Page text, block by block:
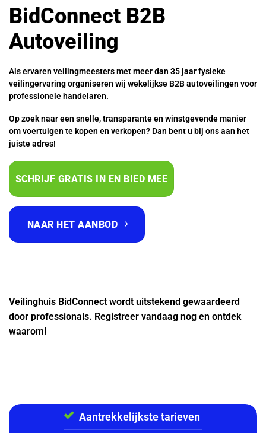
BidConnect B2B
Autoveiling
Als ervaren veilingmeesters met meer dan 35 jaar fysieke
veilingervaring organiseren wij wekelijkse B2B autoveilingen voor
professionele handelaren.
Op zoek naar een snelle, transparante en winstgevende manier
om voertuigen te kopen en verkopen? Dan bent u bij ons aan het
juiste adres!
SCHRIJF GRATIS IN EN BIED MEE
NAAR HET AANBOD
Veilinghuis BidConnect wordt uitstekend gewaardeerd
door professionals. Registreer vandaag nog en ontdek
waarom!
Aantrekkelijkste tarieven